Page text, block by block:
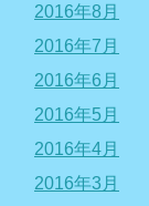
2016年8月
2016年7月
2016年6月
2016年5月
2016年4月
2016年3月